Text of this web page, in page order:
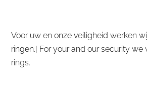
Voor uw en onze veiligheid werken
ringen.| For your and our security
rings.